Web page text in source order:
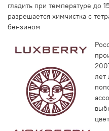
гладить при температуре до
разрешается химчистка с
бензином
лет